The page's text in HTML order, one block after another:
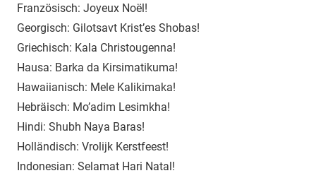
Französisch: Joyeux Noël!
Georgisch: Gilotsavt Krist’es Shobas!
Griechisch: Kala Christougenna!
Hausa: Barka da Kirsimatikuma!
Hawaiianisch: Mele Kalikimaka!
Hebräisch: Mo’adim Lesimkha!
Hindi: Shubh Naya Baras!
Holländisch: Vrolijk Kerstfeest!
Indonesian: Selamat Hari Natal!